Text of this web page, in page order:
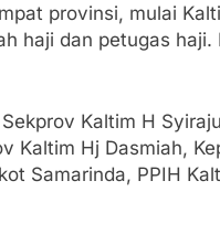
provinsi, mulai
haji dan petugas
Kaltim H
Kaltim Hj Dasmiah,
Samarinda, PPIH